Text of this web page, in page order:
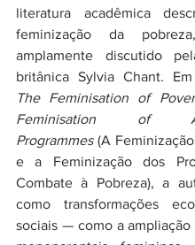
literatura acadêmica
feminização da
amplamente discutido
The Feminisation of
Feminisation of
Programmes (A
e a Feminização dos
Combate à Pobreza), a
como transformações
sociais — como a ampliação